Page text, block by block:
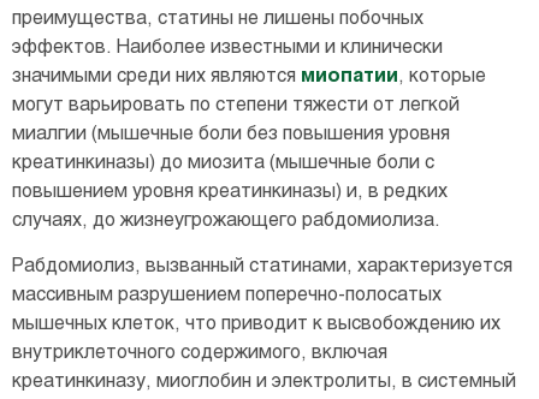
преимущества, статины не лишены побочных
эффектов. Наиболее известными и клинически
значимыми среди них являются миопатии , которые
могут варьировать по степени тяжести от легкой
миалгии (мышечные боли без повышения уровня
креатинкиназы) до миозита (мышечные боли с
повышением уровня креатинкиназы) и, в редких
случаях, до жизнеугрожающего рабдомиолиза.
Рабдомиолиз, вызванный статинами, характеризуется
массивным разрушением поперечно-полосатых
мышечных клеток, что приводит к высвобождению их
внутриклеточного содержимого, включая
креатинкиназу, миоглобин и электролиты, в системный